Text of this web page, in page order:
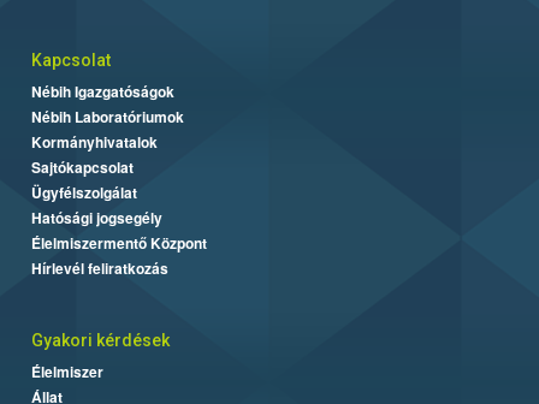
Kapcsolat
Nébih Igazgatóságok
Nébih Laboratóriumok
Kormányhivatalok
Sajtókapcsolat
Ügyfélszolgálat
Hatósági jogsegély
Élelmiszermentő Központ
Hírlevél feliratkozás
Gyakori kérdések
Élelmiszer
Állat